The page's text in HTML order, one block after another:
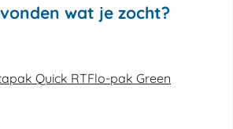
wat je zocht?
Quick RTFlo-pak Green